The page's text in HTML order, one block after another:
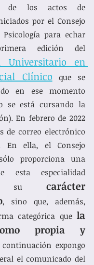
de los actos de
por el Consejo
para echar
Universitario en
Clínico que se
en ese momento
se está cursando la
En febrero de 2022
de correo electrónico
En ella, el Consejo
proporciona una
esta especialidad
su carácter
, sino que, además,
categórica que la
propia y
expongo
el comunicado del